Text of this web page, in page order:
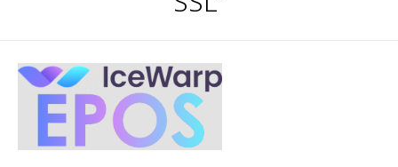
Kerio
Serwery pocztowe
Sophos
Szkolenia
Kontakt
Polityka prywatności